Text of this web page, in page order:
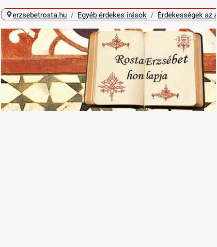
erzsebetrosta.hu Egyéb érdekes írások Érdekességek az